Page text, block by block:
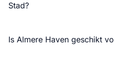
Stad?
Is Almere Haven geschikt